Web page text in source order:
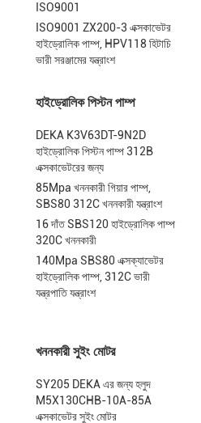
ISO9001
ISO9001 ZX200-3 এক্সকাভেটর
হাইড্রোলিক পাম্প, HPV118 হিটাচি
ভারী সরঞ্জামের যন্ত্রাংশ
হাইড্রোলিক পিস্টন পাম্প
DEKA K3V63DT-9N2D
হাইড্রোলিক পিস্টন পাম্প 312B
এক্সকাভেটরের জন্য
85Mpa খননকারী গিয়ার পাম্প,
SBS80 312C খননকারী যন্ত্রাংশ
16 দাঁত SBS120 হাইড্রোলিক পাম্প
320C খননকারী
140Mpa SBS80 এক্সক্যাভেটর
হাইড্রোলিক পাম্প, 312C ভারী
যন্ত্রপাতি যন্ত্রাংশ
খননকারী সুইং মোটর
SY205 DEKA এর জন্য হলুদ
M5X130CHB-10A-85A
এক্সকাভেটর সুইং মোটর